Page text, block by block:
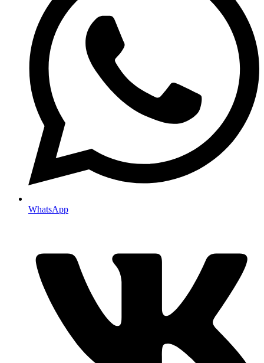
WhatsApp